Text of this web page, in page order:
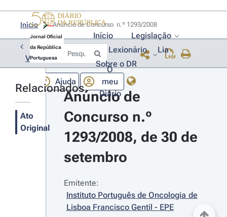
Jornal Oficial
da República
Portuguesa
Início
Legislação
Lexionário
Lia
Sobre o DR
Ajuda
O
meu
Diário
Início
Voltar
Relacionados
Ato
Original
Anúncio de
Concurso n.º
1293/2008, de 30 de
setembro
Emitente:
Instituto Português de Oncologia de
Lisboa Francisco Gentil - EPE